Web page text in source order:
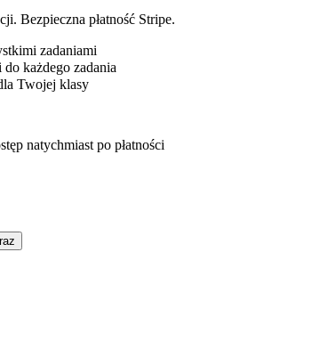
Bezpieczna płatność Stripe.
zadaniami
każdego zadania
Twojej klasy
natychmiast po płatności